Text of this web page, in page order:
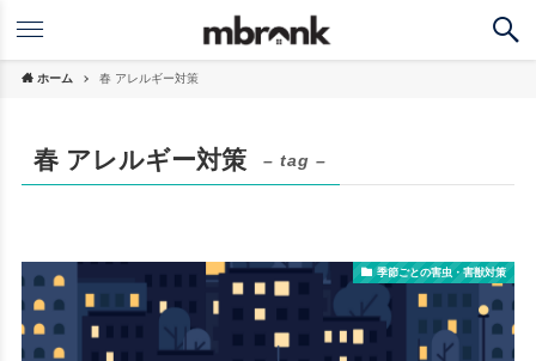
ホーム 春 アレルギー対策
春 アレルギー対策 – tag –
季節ごとの害虫・害獣対策